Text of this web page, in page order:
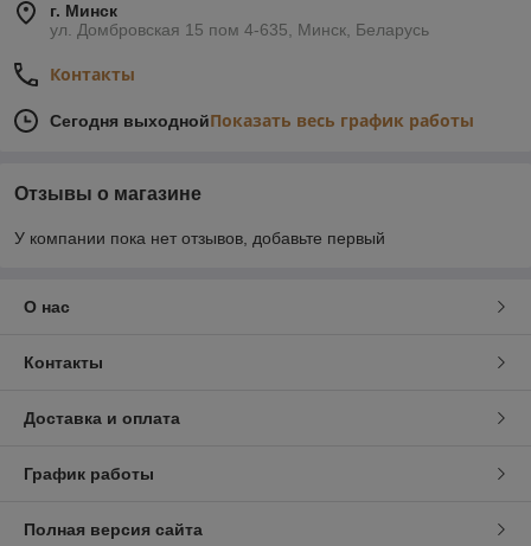
г. Минск
ул. Домбровская 15 пом 4-635, Минск, Беларусь
Контакты
Сегодня выходнойПоказать весь график работы
Отзывы о магазине
У компании пока нет отзывов, добавьте первый
О нас
Контакты
Доставка и оплата
График работы
Полная версия сайта